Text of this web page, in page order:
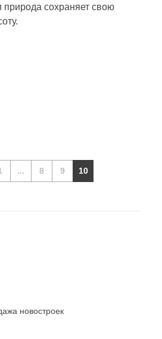
природа сохраняет свою
... 8 9 10
новостроек